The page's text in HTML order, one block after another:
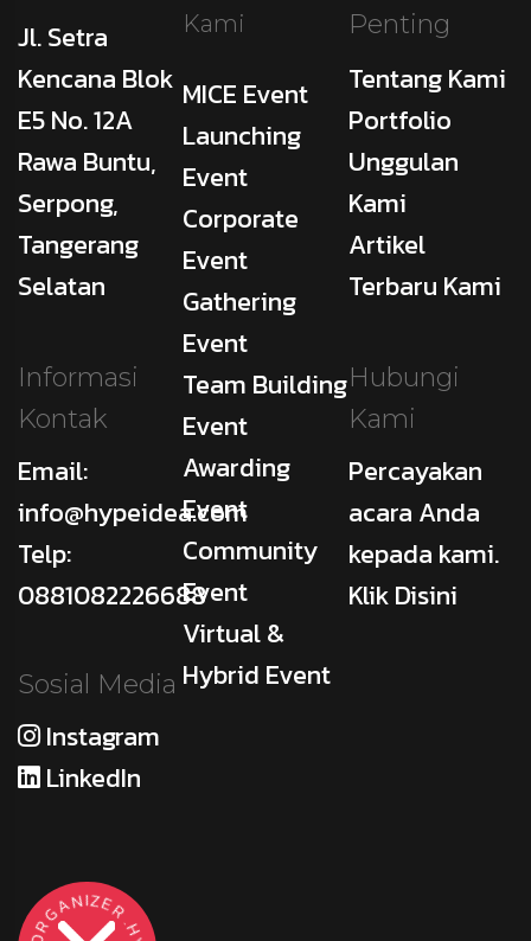
Jl. Setra
Kencana Blok
E5 No. 12A
Rawa Buntu,
Serpong,
Tangerang
Selatan
Informasi
Kontak
Email:
info@hypeidea.com
Telp:
0881082226688
Sosial Media
Instagram
LinkedIn
Kami
MICE Event
Launching
Event
Corporate
Event
Gathering
Event
Team Building
Event
Awarding
Event
Community
Event
Virtual &
Hybrid Event
Penting
Tentang Kami
Portfolio
Unggulan
Kami
Artikel
Terbaru Kami
Hubungi
Kami
Percayakan
acara Anda
kepada kami.
Klik Disini
H
R
GANIZER
.